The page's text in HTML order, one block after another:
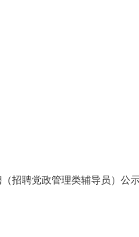
招聘党政管理类辅导员）公